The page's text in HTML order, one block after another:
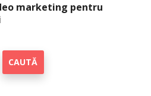
marketing pentru